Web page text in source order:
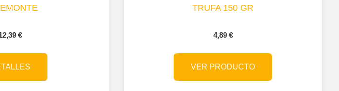
€
TRUFA 150 GR
4,89 €
VER PRODUCTO